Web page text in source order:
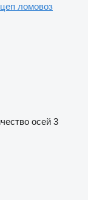
ломовоз
осей 3